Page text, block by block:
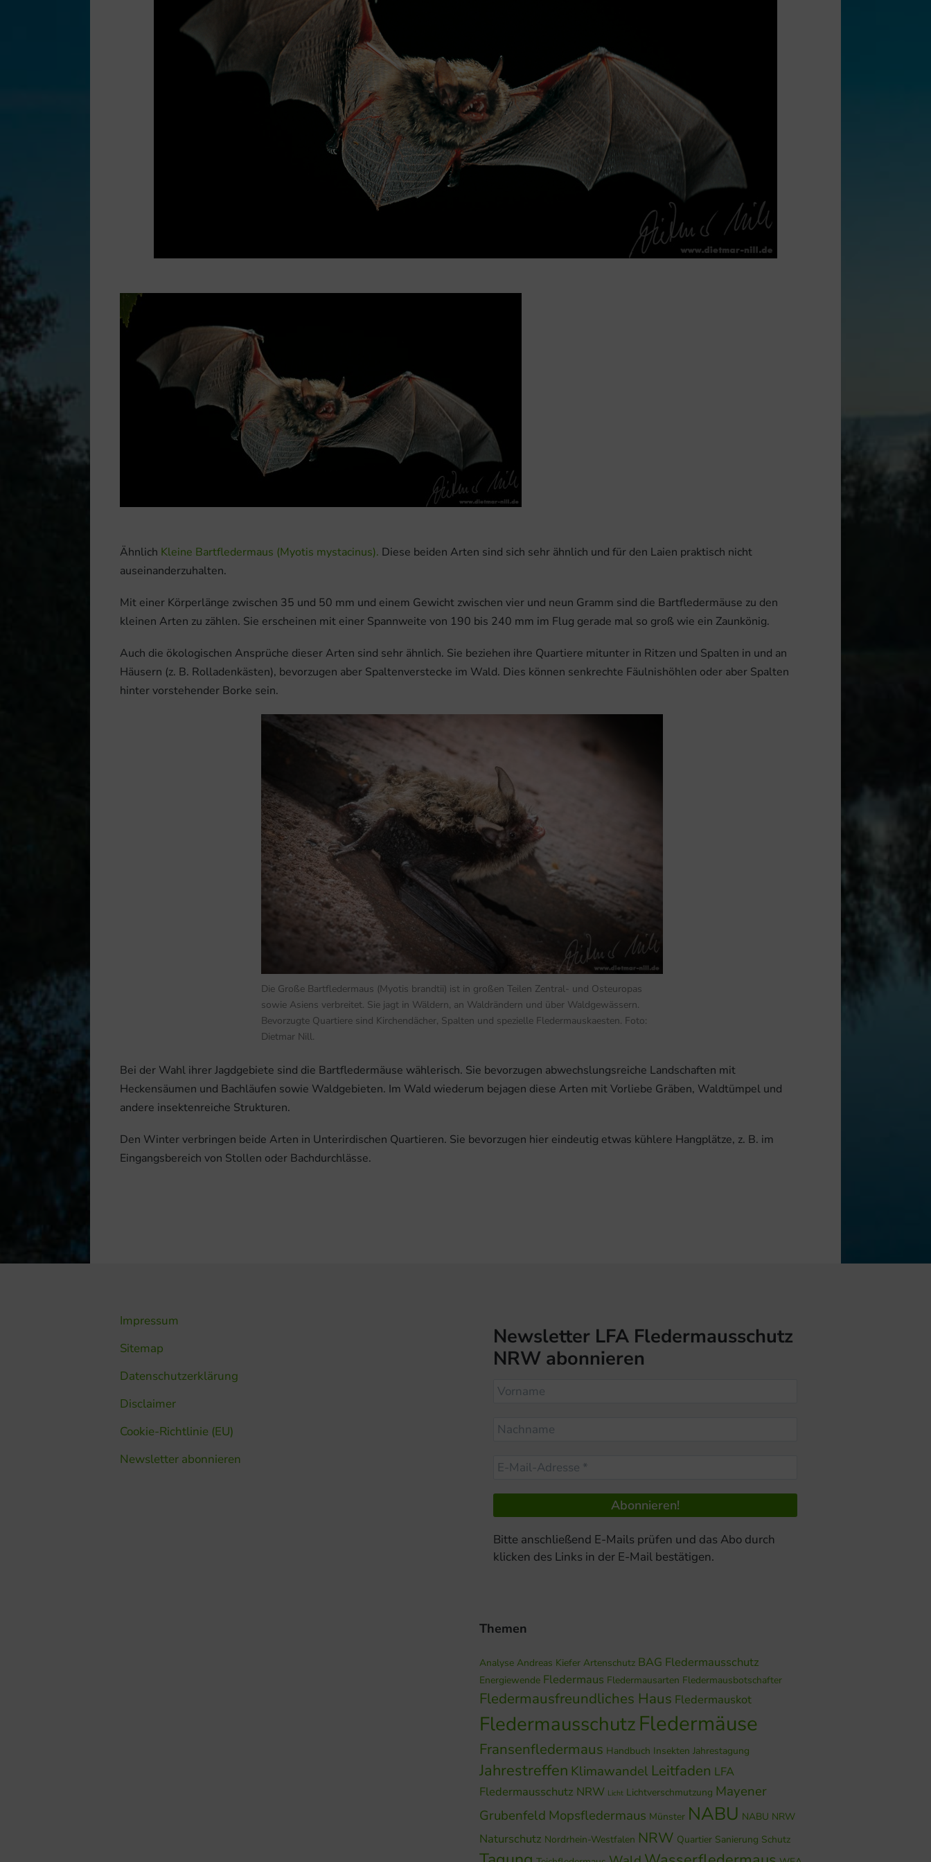
Ähnlich Kleine Bartfledermaus (Myotis mystacinus). Diese beiden Arten sind sich sehr ähnlich und für den Laien praktisch nicht
auseinanderzuhalten.
Mit einer Körperlänge zwischen 35 und 50 mm und einem Gewicht zwischen vier und neun Gramm sind die Bartfledermäuse zu den
kleinen Arten zu zählen. Sie erscheinen mit einer Spannweite von 190 bis 240 mm im Flug gerade mal so groß wie ein Zaunkönig.
Auch die ökologischen Ansprüche dieser Arten sind sehr ähnlich. Sie beziehen ihre Quartiere mitunter in Ritzen und Spalten in und an
Häusern (z. B. Rolladenkästen), bevorzugen aber Spaltenverstecke im Wald. Dies können senkrechte Fäulnishöhlen oder aber Spalten
hinter vorstehender Borke sein.
Die Große Bartfledermaus (Myotis brandtii) ist in großen Teilen Zentral- und Osteuropas
sowie Asiens verbreitet. Sie jagt in Wäldern, an Waldrändern und über Waldgewässern.
Bevorzugte Quartiere sind Kirchendächer, Spalten und spezielle Fledermauskaesten. Foto:
Dietmar Nill.
Bei der Wahl ihrer Jagdgebiete sind die Bartfledermäuse wählerisch. Sie bevorzugen abwechslungsreiche Landschaften mit
Heckensäumen und Bachläufen sowie Waldgebieten. Im Wald wiederum bejagen diese Arten mit Vorliebe Gräben, Waldtümpel und
andere insektenreiche Strukturen.
Den Winter verbringen beide Arten in Unterirdischen Quartieren. Sie bevorzugen hier eindeutig etwas kühlere Hangplätze, z. B. im
Eingangsbereich von Stollen oder Bachdurchlässe.
Impressum
Sitemap
Datenschutzerklärung
Disclaimer
Cookie-Richtlinie (EU)
Newsletter abonnieren
Newsletter LFA Fledermausschutz
NRW abonnieren
Bitte anschließend E-Mails prüfen und das Abo durch
klicken des Links in der E-Mail bestätigen.
Themen
Analyse Andreas Kiefer Artenschutz BAG Fledermausschutz
Energiewende Fledermaus Fledermausarten Fledermausbotschafter
Fledermausfreundliches Haus Fledermauskot
FledermausschutzFledermäuse
Fransenfledermaus Handbuch Insekten Jahrestagung
Jahrestreffen Klimawandel Leitfaden LFA
Fledermausschutz NRW Licht Lichtverschmutzung Mayener
Grubenfeld Mopsfledermaus Münster NABU NABU NRW
Naturschutz Nordrhein-Westfalen NRW Quartier Sanierung Schutz